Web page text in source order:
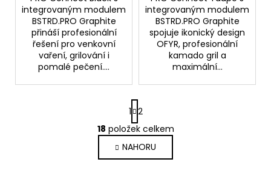
integrovaným modulem
BSTRD.PRO Graphite
přináší profesionální
řešení pro venkovní
vaření, grilování i
pomalé pečení....
integrovaným modulem
BSTRD.PRO Graphite
spojuje ikonický design
OFYR, profesionální
kamado gril a
maximální...
O
v
l
S
t
r
á
n
k
1 2
18 položek celkem
NAHORU